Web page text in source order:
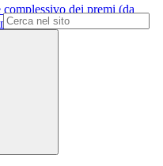
dei premi (da
tabelle) 1